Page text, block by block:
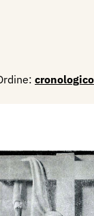
cronologico